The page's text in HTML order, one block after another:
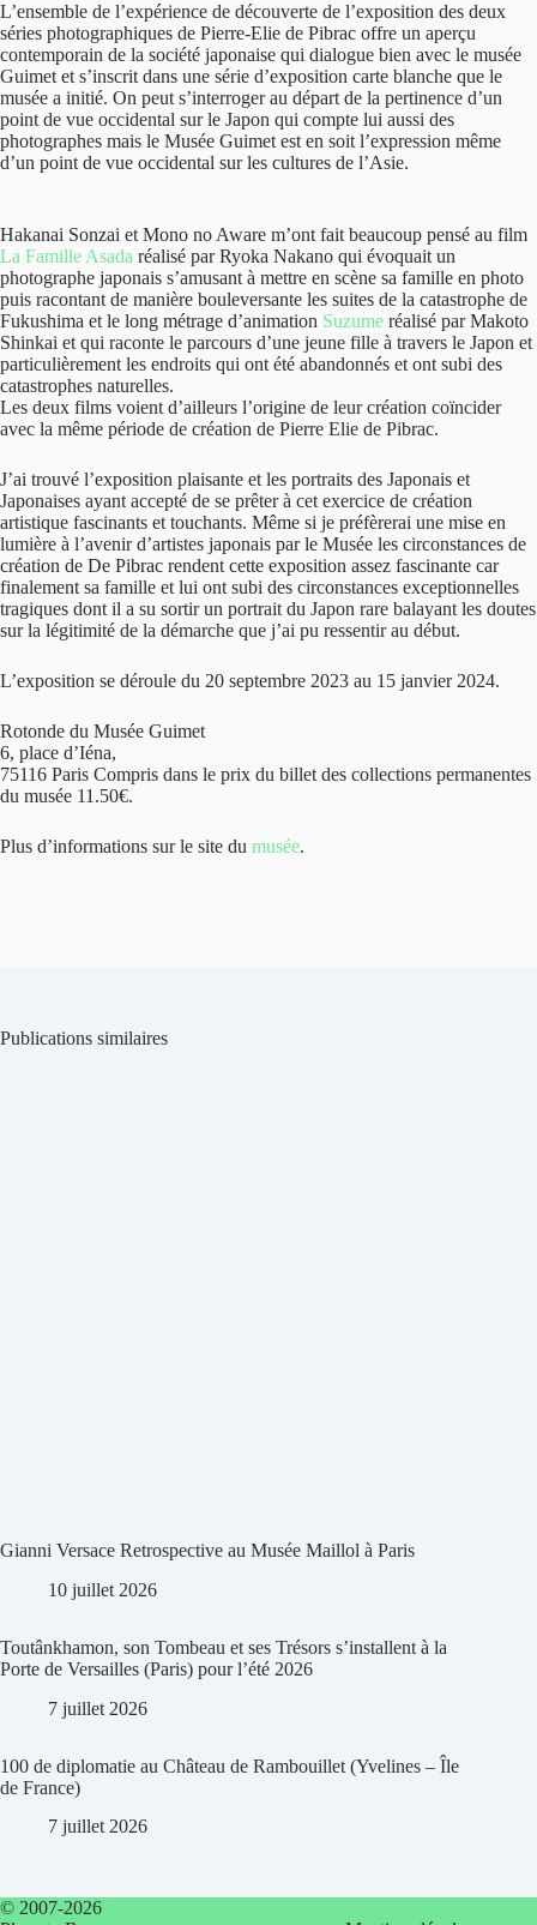
L’ensemble de l’expérience de découverte de l’exposition des deux
séries photographiques de Pierre-Elie de Pibrac offre un aperçu
contemporain de la société japonaise qui dialogue bien avec le musée
Guimet et s’inscrit dans une série d’exposition carte blanche que le
musée a initié. On peut s’interroger au départ de la pertinence d’un
point de vue occidental sur le Japon qui compte lui aussi des
photographes mais le Musée Guimet est en soit l’expression même
d’un point de vue occidental sur les cultures de l’Asie.
Hakanai Sonzai et Mono no Aware m’ont fait beaucoup pensé au film
La Famille Asada réalisé par Ryoka Nakano qui évoquait un
photographe japonais s’amusant à mettre en scène sa famille en photo
puis racontant de manière bouleversante les suites de la catastrophe de
Fukushima et le long métrage d’animation Suzume réalisé par Makoto
Shinkai et qui raconte le parcours d’une jeune fille à travers le Japon et
particulièrement les endroits qui ont été abandonnés et ont subi des
catastrophes naturelles.
Les deux films voient d’ailleurs l’origine de leur création coïncider
avec la même période de création de Pierre Elie de Pibrac.
J’ai trouvé l’exposition plaisante et les portraits des Japonais et
Japonaises ayant accepté de se prêter à cet exercice de création
artistique fascinants et touchants. Même si je préfèrerai une mise en
lumière à l’avenir d’artistes japonais par le Musée les circonstances de
création de De Pibrac rendent cette exposition assez fascinante car
finalement sa famille et lui ont subi des circonstances exceptionnelles
tragiques dont il a su sortir un portrait du Japon rare balayant les doutes
sur la légitimité de la démarche que j’ai pu ressentir au début.
L’exposition se déroule du 20 septembre 2023 au 15 janvier 2024.
Rotonde du Musée Guimet
6, place d’Iéna,
75116 Paris Compris dans le prix du billet des collections permanentes
du musée 11.50€.
Plus d’informations sur le site du musée.
Publications similaires
Gianni Versace Retrospective au Musée Maillol à Paris
10 juillet 2026
Toutânkhamon, son Tombeau et ses Trésors s’installent à la
Porte de Versailles (Paris) pour l’été 2026
7 juillet 2026
100 de diplomatie au Château de Rambouillet (Yvelines – Île
de France)
7 juillet 2026
© 2007-2026